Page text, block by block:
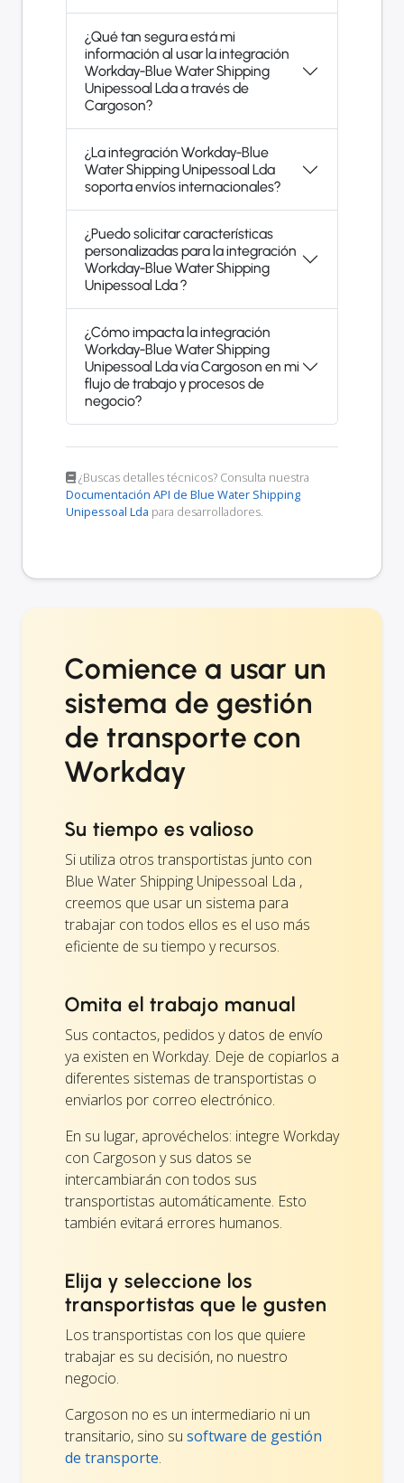
¿Qué tan segura está mi
información al usar la integración
Workday-Blue Water Shipping
Unipessoal Lda a través de
Cargoson?
¿La integración Workday-Blue
Water Shipping Unipessoal Lda
soporta envíos internacionales?
¿Puedo solicitar características
personalizadas para la integración
Workday-Blue Water Shipping
Unipessoal Lda ?
¿Cómo impacta la integración
Workday-Blue Water Shipping
Unipessoal Lda vía Cargoson en mi
flujo de trabajo y procesos de
negocio?
¿Buscas detalles técnicos? Consulta nuestra
Documentación API de Blue Water Shipping
Unipessoal Lda para desarrolladores.
Comience a usar un
sistema de gestión
de transporte con
Workday
Su tiempo es valioso
Si utiliza otros transportistas junto con
Blue Water Shipping Unipessoal Lda ,
creemos que usar un sistema para
trabajar con todos ellos es el uso más
eficiente de su tiempo y recursos.
Omita el trabajo manual
Sus contactos, pedidos y datos de envío
ya existen en Workday. Deje de copiarlos a
diferentes sistemas de transportistas o
enviarlos por correo electrónico.
En su lugar, aprovéchelos: integre Workday
con Cargoson y sus datos se
intercambiarán con todos sus
transportistas automáticamente. Esto
también evitará errores humanos.
Elija y seleccione los
transportistas que le gusten
Los transportistas con los que quiere
trabajar es su decisión, no nuestro
negocio.
Cargoson no es un intermediario ni un
transitario, sino su software de gestión
de transporte.